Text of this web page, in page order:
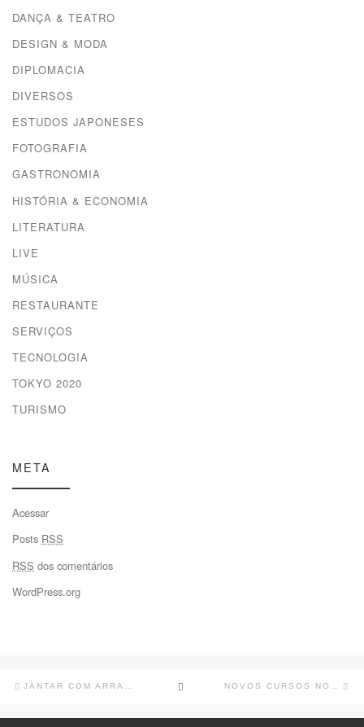
DANÇA & TEATRO
DESIGN & MODA
DIPLOMACIA
DIVERSOS
ESTUDOS JAPONESES
FOTOGRAFIA
GASTRONOMIA
HISTÓRIA & ECONOMIA
LITERATURA
LIVE
MÚSICA
RESTAURANTE
SERVIÇOS
TECNOLOGIA
TOKYO 2020
TURISMO
META
Acessar
Posts RSS
RSS dos comentários
WordPress.org
Navegação
do
post
JANTAR COM ARRASTÃO
TO
NOVOS CURSOS NO ESPAÇO MIZÚ